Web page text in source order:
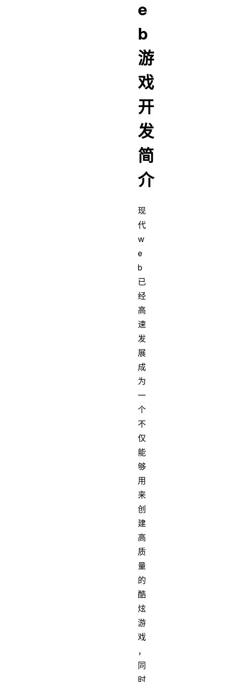
e
b
游
戏
开
发
简
介
现
代
w
e
b
已
经
高
速
发
展
成
为
一
个
不
仅
能
够
用
来
创
建
高
质
量
的
酷
炫
游
戏
，
同
时